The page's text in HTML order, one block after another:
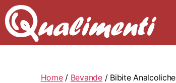
Home/ Bevande/ Bibite Analcoliche